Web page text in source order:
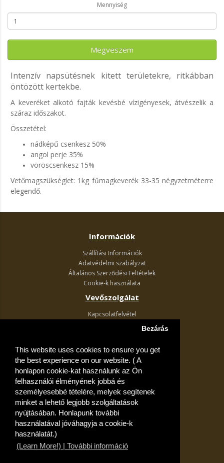
This website uses cookies to ensure you get
the best experience on our website. ( A
honlapon cookie-kat használunk az Ön
felhasználói élményének jobbá és
személyesebbé tételére, melyek segítenek
minket a lehető legjobb szolgáltatások
nyújtásában. Honlapunk további
használatával jóváhagyja a cookie-k
használatát.)
(Learn More!) | További információ
Bezárás
Mennyiség
Megveszem
Intenzív napsütésnek kitett területekre, ritkábban
öntözött kertekbe.
A keveréket alkotó fajták kevésbé vízigényesek, átvészelik a
száraz időszakot.
Összetétel:
nádképű csenkesz 50%
angol perje 35%
vöröscsenkesz 15%
Vetőmagszükséglet: 1kg fűmagkeverék 33-35 négyzetméterre
elegendő.
Információk
Szállítási Információk
Adatvédelmi szabályzat
Általános Szerződési Feltételek
Cookie-k használata
Vevőszolgálat
Kapcsolatfelvétel
Akciós ajánlatok
Fiók
Kívánságlista